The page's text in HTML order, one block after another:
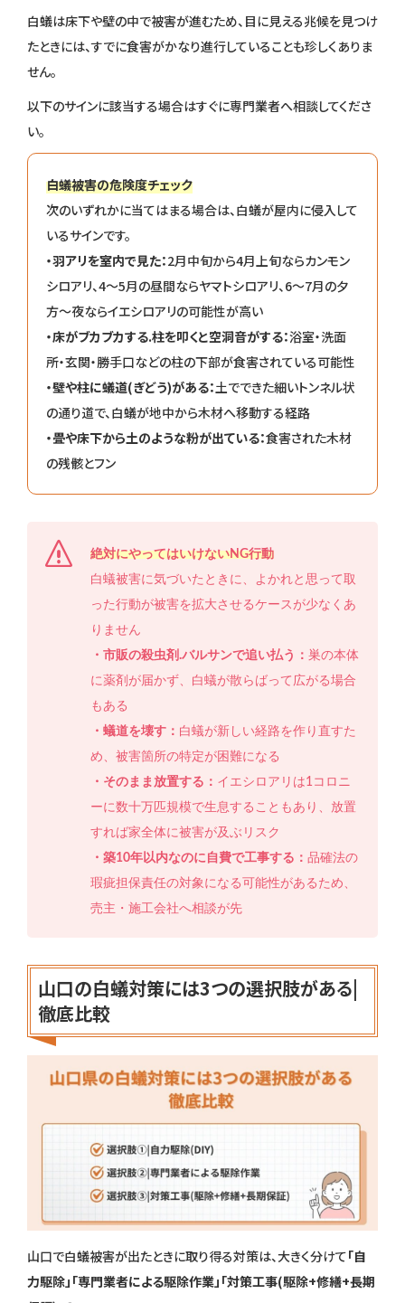
白蟻は床下や壁の中で被害が進むため、目に見える兆候を見つけ
たときには、すでに食害がかなり進行していることも珍しくありま
せん。
以下のサインに該当する場合はすぐに専門業者へ相談してくださ
い。
白蟻被害の危険度チェック
次のいずれかに当てはまる場合は、白蟻が屋内に侵入して
いるサインです。
・羽アリを室内で見た：2月中旬から4月上旬ならカンモン
シロアリ、4〜5月の昼間ならヤマトシロアリ、6〜7月の夕
方〜夜ならイエシロアリの可能性が高い
・床がブカブカする.柱を叩くと空洞音がする：浴室・洗面
所・玄関・勝手口などの柱の下部が食害されている可能性
・壁や柱に蟻道(ぎどう)がある：土でできた細いトンネル状
の通り道で、白蟻が地中から木材へ移動する経路
・畳や床下から土のような粉が出ている：食害された木材
の残骸とフン
絶対にやってはいけないNG行動
白蟻被害に気づいたときに、よかれと思って取
った行動が被害を拡大させるケースが少なくあ
りません
・市販の殺虫剤.バルサンで追い払う： 巣の本体
に薬剤が届かず、白蟻が散らばって広がる場合
もある
・蟻道を壊す： 白蟻が新しい経路を作り直すた
め、被害箇所の特定が困難になる
・そのまま放置する： イエシロアリは1コロニ
ーに数十万匹規模で生息することもあり、放置
すれば家全体に被害が及ぶリスク
・築10年以内なのに自費で工事する： 品確法の
瑕疵担保責任の対象になる可能性があるため、
売主・施工会社へ相談が先
山口の白蟻対策には3つの選択肢がある|
徹底比較
山口で白蟻被害が出たときに取り得る対策は、大きく分けて「自
力駆除」「専門業者による駆除作業」「対策工事(駆除+修繕+長期